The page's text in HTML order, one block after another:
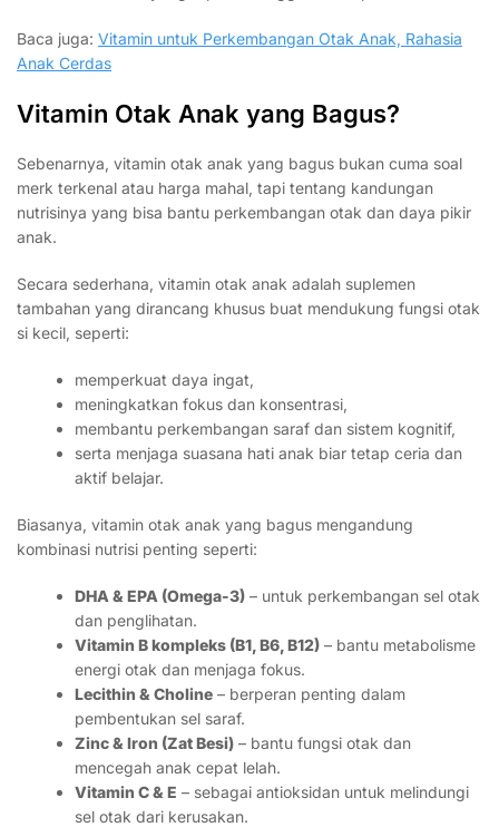
Baca juga: Vitamin untuk Perkembangan Otak Anak, Rahasia
Anak Cerdas
Vitamin Otak Anak yang Bagus?
Sebenarnya, vitamin otak anak yang bagus bukan cuma soal
merk terkenal atau harga mahal, tapi tentang kandungan
nutrisinya yang bisa bantu perkembangan otak dan daya pikir
anak.
Secara sederhana, vitamin otak anak adalah suplemen
tambahan yang dirancang khusus buat mendukung fungsi otak
si kecil, seperti:
memperkuat daya ingat,
meningkatkan fokus dan konsentrasi,
membantu perkembangan saraf dan sistem kognitif,
serta menjaga suasana hati anak biar tetap ceria dan
aktif belajar.
Biasanya, vitamin otak anak yang bagus mengandung
kombinasi nutrisi penting seperti:
DHA & EPA (Omega-3) – untuk perkembangan sel otak
dan penglihatan.
Vitamin B kompleks (B1, B6, B12) – bantu metabolisme
energi otak dan menjaga fokus.
Lecithin & Choline – berperan penting dalam
pembentukan sel saraf.
Zinc & Iron (Zat Besi) – bantu fungsi otak dan
mencegah anak cepat lelah.
Vitamin C & E – sebagai antioksidan untuk melindungi
sel otak dari kerusakan.